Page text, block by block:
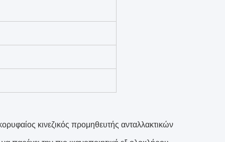
κινεζικός προμηθευτής ανταλλακτικών